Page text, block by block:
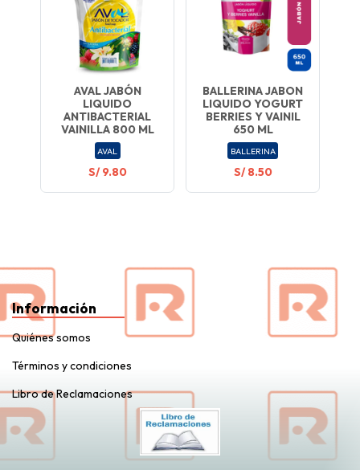
AVAL JABÓN
LIQUIDO
ANTIBACTERIAL
VAINILLA 800 ML
AVAL
S/ 9.80
BALLERINA JABON
LIQUIDO YOGURT
BERRIES Y VAINIL
650 ML
BALLERINA
S/ 8.50
Información
Quiénes somos
Términos y condiciones
Libro de Reclamaciones